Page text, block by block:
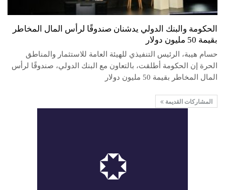
الحكومة والبنك الدولي يدشنان صندوقًا لرأس المال المخاطر
بقيمة 50 مليون دولار
حسام هيبة، الرئيس التنفيذي للهيئة العامة للاستثمار والمناطق
الحرة إن الحكومة أطلقت، بالتعاون مع البنك الدولي، صندوقًا لرأس
المال المخاطر بقيمة 50 مليون دولار
المشاركات القديمة